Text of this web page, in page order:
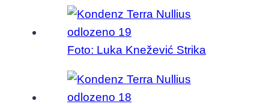
Foto: Luka Knežević Strika